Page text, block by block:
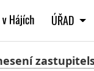
ÚŘAD